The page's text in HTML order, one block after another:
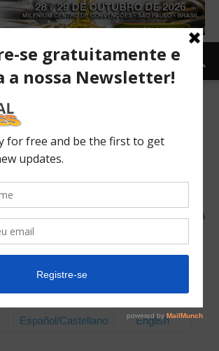
hacia la
de la categoría
en 2027
46
Español/Castellano English